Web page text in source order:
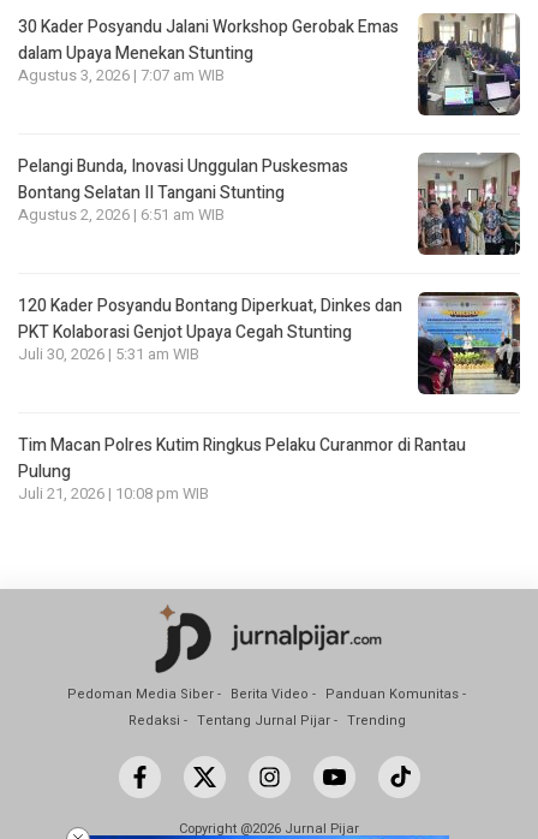
30 Kader Posyandu Jalani Workshop Gerobak Emas
dalam Upaya Menekan Stunting
Agustus 3, 2026 | 7:07 am WIB
Pelangi Bunda, Inovasi Unggulan Puskesmas
Bontang Selatan II Tangani Stunting
Agustus 2, 2026 | 6:51 am WIB
120 Kader Posyandu Bontang Diperkuat, Dinkes dan
PKT Kolaborasi Genjot Upaya Cegah Stunting
Juli 30, 2026 | 5:31 am WIB
Tim Macan Polres Kutim Ringkus Pelaku Curanmor di Rantau
Pulung
Juli 21, 2026 | 10:08 pm WIB
Pedoman Media Siber Berita Video
Panduan Komunitas
Redaksi
Tentang Jurnal Pijar Trending
Copyright @2026 Jurnal Pijar